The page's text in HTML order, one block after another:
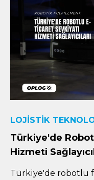
LOJISTIK
Türkiye'de
Hizmeti
Türkiye'de robotlu